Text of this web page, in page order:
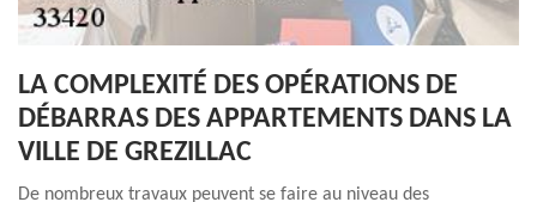
LA COMPLEXITÉ DES OPÉRATIONS DE
DÉBARRAS DES APPARTEMENTS DANS LA
VILLE DE GREZILLAC
De nombreux travaux peuvent se faire au niveau des